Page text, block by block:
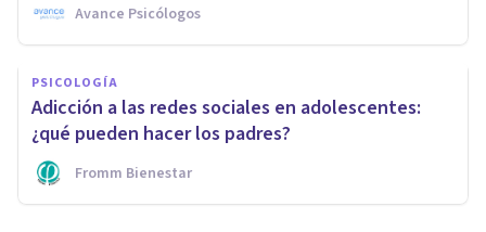
Avance Psicólogos
PSICOLOGÍA
Adicción a las redes sociales en adolescentes:
¿qué pueden hacer los padres?
Fromm Bienestar